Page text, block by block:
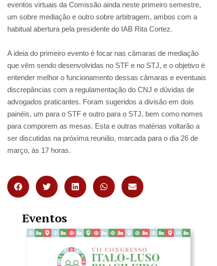
eventos virtuais da Comissão ainda neste primeiro semestre,
um sobre mediação e outro sobre arbitragem, ambos com a
habitual abertura pela presidente do IAB Rita Cortez.
A ideia do primeiro evento é focar nas câmaras de mediação
que vêm sendo desenvolvidas no STF e no STJ, e o objetivo é
entender melhor o funcionamento dessas câmaras e eventuais
discrepâncias com a regulamentação do CNJ e dúvidas de
advogados praticantes. Foram sugeridos a divisão em dois
painéis, um para o STF e outro para o STJ, bem como nomes
para comporem as mesas. Esta e outras matérias voltarão a
ser discutidas na próxima reunião, marcada para o dia 26 de
março, às 17 horas.
Eventos